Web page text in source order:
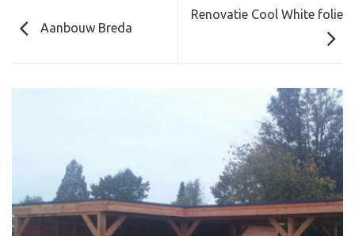
Aanbouw Breda
Renovatie Cool White folie